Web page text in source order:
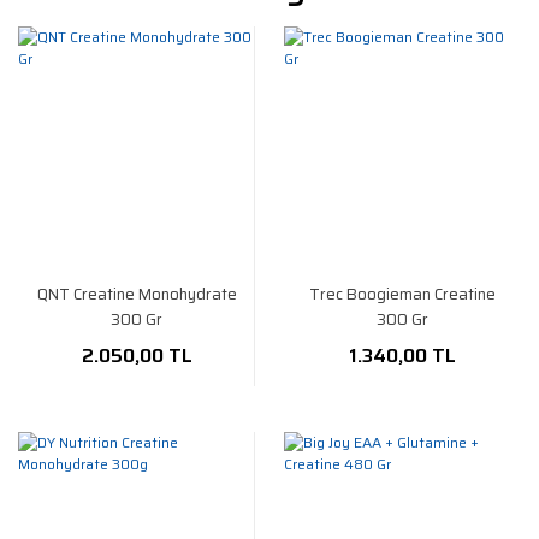
QNT Creatine Monohydrate
300 Gr
2.050,00 TL
Trec Boogieman Creatine
300 Gr
1.340,00 TL